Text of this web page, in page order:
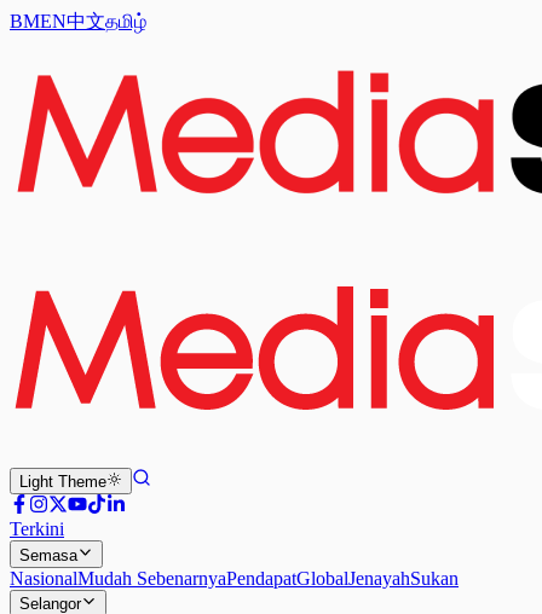
BMEN中文தமிழ்
Light Theme
Terkini
Semasa
NasionalMudah SebenarnyaPendapatGlobalJenayahSukan
Selangor